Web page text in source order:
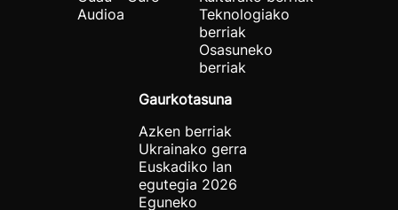
Audioa
Teknologiako
berriak
Osasuneko
berriak
Gaurkotasuna
Azken berriak
Ukrainako gerra
Euskadiko lan
egutegia 2026
Eguneko